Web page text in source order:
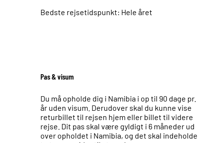
Bedste rejsetidspunkt: Hele året
Pas & visum
Du må opholde dig i Namibia i op til 90 dage pr.
år uden visum. Derudover skal du kunne vise
returbillet til rejsen hjem eller billet til videre
rejse. Dit pas skal være gyldigt i 6 måneder ud
over opholdet i Namibia, og det skal indeholde